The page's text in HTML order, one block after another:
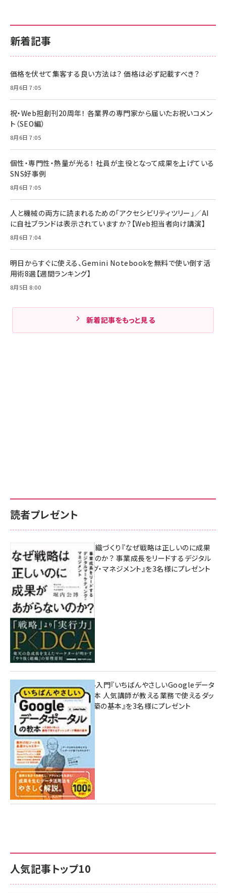
新着記事
価格を伏せて集客する良い方法は？ 価格は必ず記載すべき？
8月6日 7:05
祝・Web担創刊20周年！ 各業界の専門家から届いたお祝いコメン
ト（SEO編）
8月6日 7:05
個性・専門性・熱量が光る！ 社員が主役となって成果を上げている
SNS好事例
8月6日 7:05
人と機械の両方に読まれるための「アクセシビリティツリー」／AI
に自社ブランドは表示されていますか？【Web担当者向け講演】
8月6日 7:04
明日からすぐに使える、Gemini Notebookを無料で使い倒す活
用術8選【週間ランキング】
8月5日 8:00
新着記事をもっと見る
人気記事トップ10
読者プレゼント
成果を生む組織づくり『なぜ戦略は正しいのに成果
があがらないのか？ 事業成長をリードするデジタル
マーケティング・マネジメント』を3名様にプレゼント
8月7日 10:00
無料BIツール入門『いちばんやさしいGoogleデータ
ポータルの教本 人気講師が教える業務で使えるダッ
シュボード構築の基本』を3名様にプレゼント
7月31日 10:00